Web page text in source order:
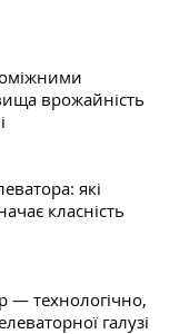
врожайність
які
класність
— технологічно,
галузі